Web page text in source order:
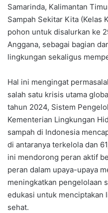
Samarinda, Kalimantan
Sampah Sekitar Kita (Kelas
pohon untuk disalurkan ke
Anggana, sebagai bagian
lingkungan sekaligus
Hal ini mengingat
salah satu krisis utama
tahun 2024, Sistem
Kementerian Lingkungan
sampah di Indonesia
di antaranya terkelola dan
ini mendorong peran aktif
peran dalam upaya-upaya
meningkatkan pengelolaan
edukasi untuk menciptakan
sehat.